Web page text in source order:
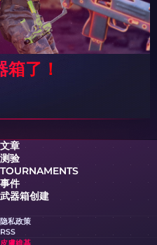
了！
文章
测验
TOURNAMENTS
事件
武器箱创建
隐私政策
RSS
皮膚維基